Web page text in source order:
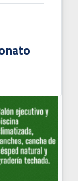
entender que no